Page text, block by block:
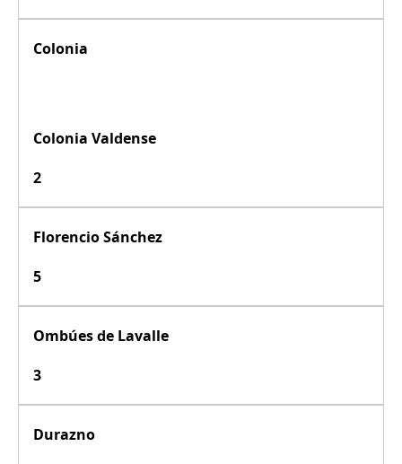
Colonia
Colonia Valdense
2
Florencio Sánchez
5
Ombúes de Lavalle
3
Durazno